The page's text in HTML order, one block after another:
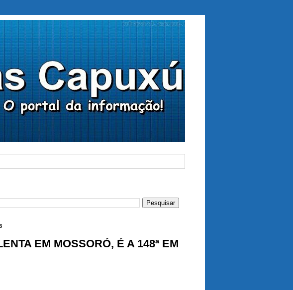
EM MOSSORÓ, É A 148ª EM